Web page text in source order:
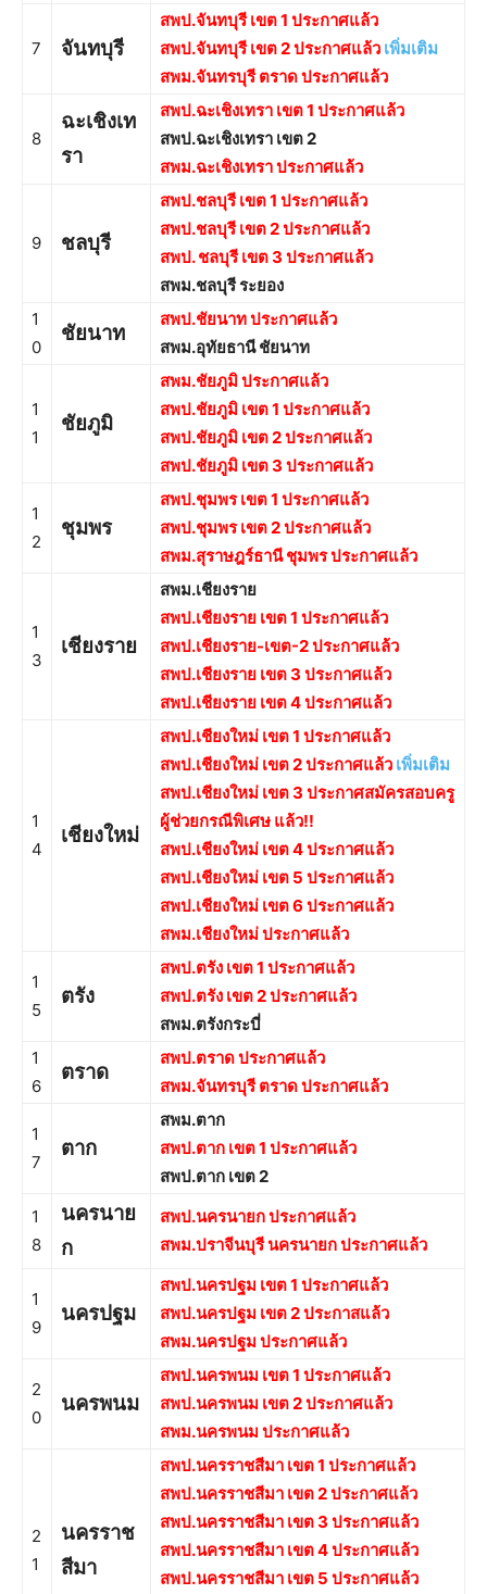
7 จันทบุรี
สพป.จันทบุรี เขต 1 ประกาศแล้ว
สพป.จันทบุรี เขต 2 ประกาศแล้ว เพิ่มเติม
สพม.จันทรบุรี ตราด ประกาศแล้ว
8
ฉะเชิงเท
รา
สพป.ฉะเชิงเทรา เขต 1 ประกาศแล้ว
สพป.ฉะเชิงเทรา เขต 2
สพม.ฉะเชิงเทรา ประกาศแล้ว
9 ชลบุรี
สพป.ชลบุรี เขต 1 ประกาศแล้ว
สพป.ชลบุรี เขต 2 ประกาศแล้ว
สพป. ชลบุรี เขต 3 ประกาศแล้ว
สพม.ชลบุรี ระยอง
1
0
ชัยนาท
สพป.ชัยนาท ประกาศแล้ว
สพม.อุทัยธานี ชัยนาท
1
1
ชัยภูมิ
สพม.ชัยภูมิ ประกาศแล้ว
สพป.ชัยภูมิ เขต 1 ประกาศแล้ว
สพป.ชัยภูมิ เขต 2 ประกาศแล้ว
สพป.ชัยภูมิ เขต 3 ประกาศแล้ว
1
2
ชุมพร
สพป.ชุมพร เขต 1 ประกาศแล้ว
สพป.ชุมพร เขต 2 ประกาศแล้ว
สพม.สุราษฎร์ธานี ชุมพร ประกาศแล้ว
1
3
เชียงราย
สพม.เชียงราย
สพป.เชียงราย เขต 1 ประกาศแล้ว
สพป.เชียงราย-เขต-2 ประกาศแล้ว
สพป.เชียงราย เขต 3 ประกาศแล้ว
สพป.เชียงราย เขต 4 ประกาศแล้ว
1
4
เชียงใหม่
สพป.เชียงใหม่ เขต 1 ประกาศแล้ว
สพป.เชียงใหม่ เขต 2 ประกาศแล้ว เพิ่มเติม
สพป.เชียงใหม่ เขต 3 ประกาศสมัครสอบครู
ผู้ช่วยกรณีพิเศษ แล้ว!!
สพป.เชียงใหม่ เขต 4 ประกาศแล้ว
สพป.เชียงใหม่ เขต 5 ประกาศแล้ว
สพป.เชียงใหม่ เขต 6 ประกาศแล้ว
สพม.เชียงใหม่ ประกาศแล้ว
1
5
ตรัง
สพป.ตรัง เขต 1 ประกาศแล้ว
สพป.ตรัง เขต 2 ประกาศแล้ว
สพม.ตรังกระบี่
1
6
ตราด
สพป.ตราด ประกาศแล้ว
สพม.จันทรบุรี ตราด ประกาศแล้ว
1
7
ตาก
สพม.ตาก
สพป.ตาก เขต 1 ประกาศแล้ว
สพป.ตาก เขต 2
1
8
นครนาย
ก
สพป.นครนายก ประกาศแล้ว
สพม.ปราจีนบุรี นครนายก ประกาศแล้ว
1
9
นครปฐม
สพป.นครปฐม เขต 1 ประกาศแล้ว
สพป.นครปฐม เขต 2 ประกาสแล้ว
สพม.นครปฐม ประกาศแล้ว
2
0
นครพนม
สพป.นครพนม เขต 1 ประกาศแล้ว
สพป.นครพนม เขต 2 ประกาศแล้ว
สพม.นครพนม ประกาศแล้ว
2
1
นครราช
สีมา
สพป.นครราชสีมา เขต 1 ประกาศแล้ว
สพป.นครราชสีมา เขต 2 ประกาศแล้ว
สพป.นครราชสีมา เขต 3 ประกาศแล้ว
สพป.นครราชสีมา เขต 4 ประกาศแล้ว
สพป.นครราชสีมา เขต 5 ประกาศแล้ว